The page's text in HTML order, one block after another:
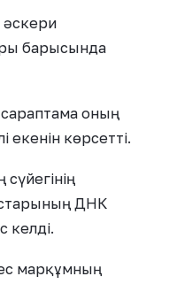
әскери
барысында
оның
екенін көрсетті.
ДНК
келді.
марқұмның